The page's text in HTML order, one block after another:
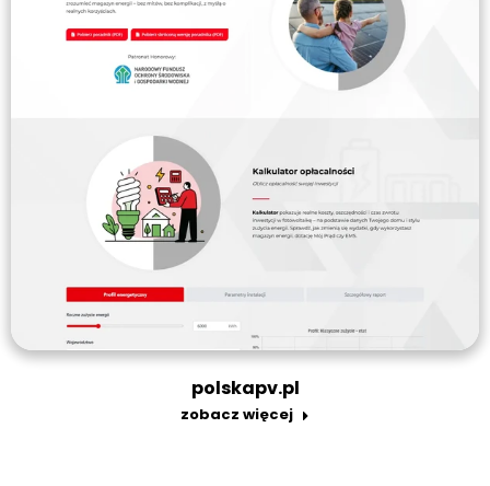
polskapv.pl
zobacz więcej